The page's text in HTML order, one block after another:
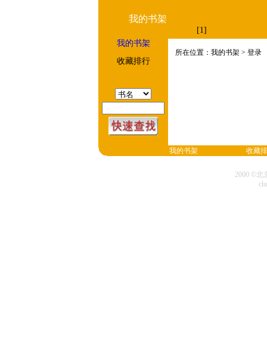
我的书架
[1]
我的书架
收藏排行
所在位置：我的书架 > 登录
我的书架 收藏
2000 ©北